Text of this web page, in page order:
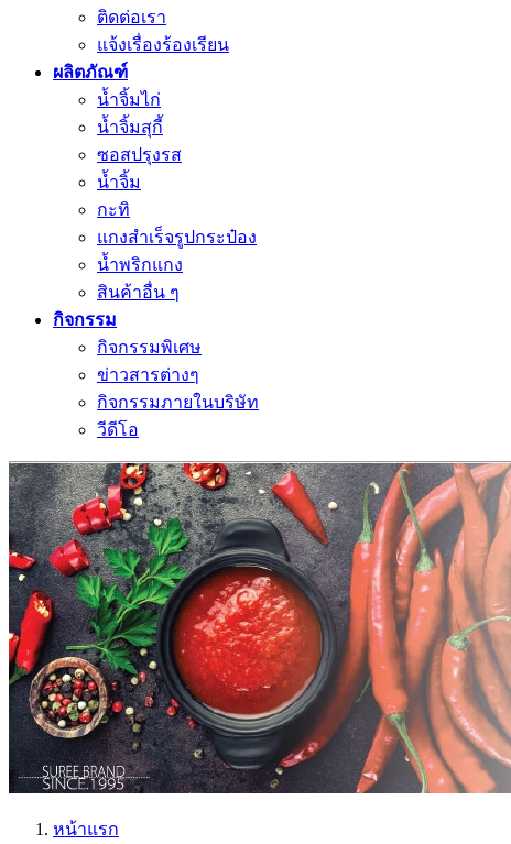
ติดต่อเรา
แจ้งเรื่องร้องเรียน
ผลิตภัณฑ์
น้ำจิ้มไก่
น้ำจิ้มสุกี้
ซอสปรุงรส
น้ำจิ้ม
กะทิ
แกงสำเร็จรูปกระป๋อง
น้ำพริกแกง
สินค้าอื่น ๆ
กิจกรรม
กิจกรรมพิเศษ
ข่าวสารต่างๆ
กิจกรรมภายในบริษัท
วีดีโอ
หน้าแรก